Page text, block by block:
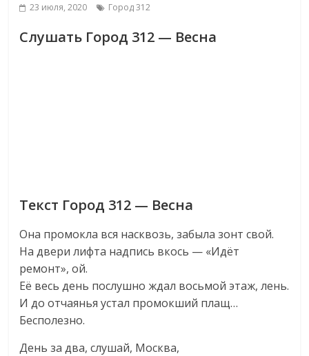
23 июля, 2020 Город 312
Слушать Город 312 — Весна
Текст Город 312 — Весна
Она промокла вся насквозь, забыла зонт свой.
На двери лифта надпись вкось — «Идёт
ремонт», ой.
Её весь день послушно ждал восьмой этаж, лень.
И до отчаянья устал промокший плащ…
Бесполезно.
День за два, слушай, Москва,